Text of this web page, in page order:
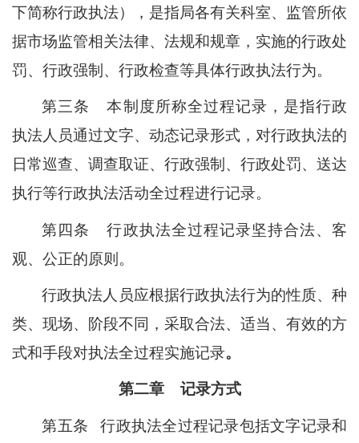
下简称行政执法），是指局各有关科室、监管所依
据市场监管相关法律、法规和规章，实施的行政处
罚、行政强制、行政检查等具体行政执法行为。
第三条
本制度所称全过程记录，是指行政
执法人员通过文字、动态记录形式，对行政执法的
日常巡查、调查取证、行政强制、行政处罚、送达
执行等行政执法活动全过程进行记录。
第四条
行政执法全过程记录坚持合法、客
观、公正的原则。
行政执法人员应根据行政执法行为的性质、种
类、现场、阶段不同，采取合法、适当、有效的方
式和手段对执法全过程实施记录。
第二章 记录方式
第五条 行政执法全过程记录包括文字记录和